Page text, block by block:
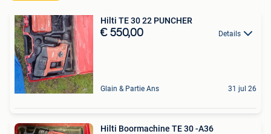
Hilti TE 30 22 PUNCHER
€ 550,00 Details
Glain & Partie Ans 31 jul 26
Hilti Boormachine TE 30 -A36